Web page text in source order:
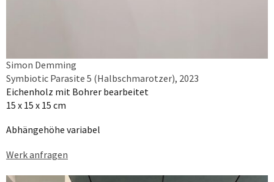
Simon Demming
Symbiotic Parasite 5 (Halbschmarotzer), 2023
Eichenholz mit Bohrer bearbeitet
15 x 15 x 15 cm
Abhängehöhe variabel
Werk anfragen